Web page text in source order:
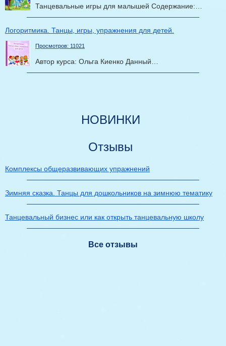
Танцевальные игры для малышей Содержание:…
Логоритмика. Танцы, игры, упражнения для детей.
Просмотров: 11021
Автор курса: Ольга Киенко Данный…
НОВИНКИ
Отзывы
Комплексы общеразвивающих упражнений
Зимняя сказка. Танцы для дошкольников на зимнюю тематику
Танцевальный бизнес или как открыть танцевальную школу
Все отзывы